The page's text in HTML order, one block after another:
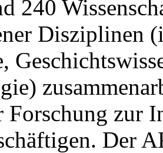
240
Disziplinen
Forschung zur
Der